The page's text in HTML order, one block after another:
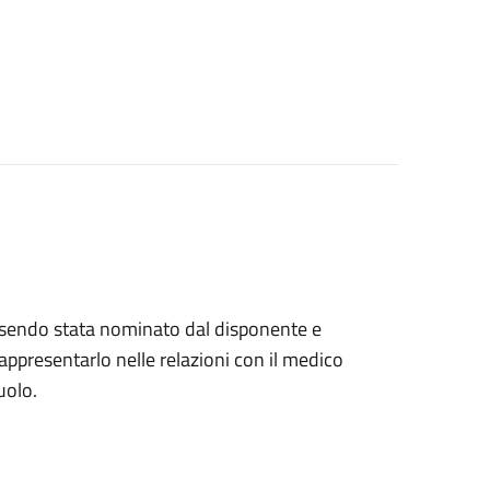
stata nominato dal disponente e
nelle relazioni con il medico